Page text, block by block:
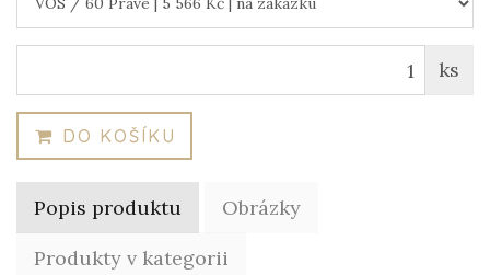
ks
DO KOŠÍKU
Popis produktu
Obrázky
Produkty v kategorii